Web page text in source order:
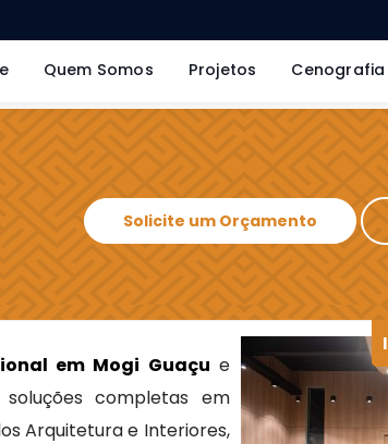
Quem Somos Projetos Cenografia
Solicite um Orçamento
em Mogi Guaçu e
completas em
Arquitetura e Interiores,